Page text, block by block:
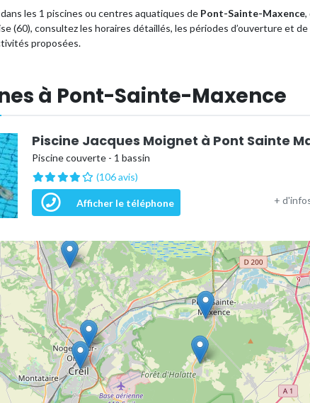
les 1 piscines ou centres aquatiques de Pont-Sainte-Maxence,
(60), consultez les horaires détaillés, les périodes d’ouverture et
proposées.
à Pont-Sainte-Maxence
Piscine Jacques Moignet à Pont Sainte
Piscine couverte - 1 bassin
(106 avis)
Afficher le téléphone +